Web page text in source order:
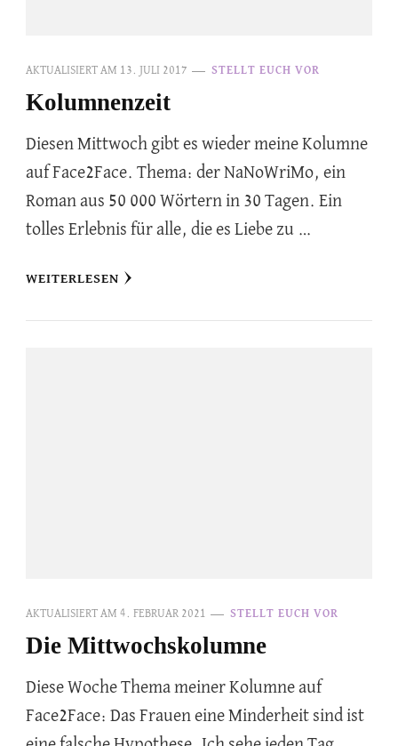
AKTUALISIERT AM 13. JULI 2017 STELLT EUCH VOR
Kolumnenzeit
Diesen Mittwoch gibt es wieder meine Kolumne
auf Face2Face. Thema: der NaNoWriMo, ein
Roman aus 50 000 Wörtern in 30 Tagen. Ein
tolles Erlebnis für alle, die es Liebe zu …
WEITERLESEN
AKTUALISIERT AM 4. FEBRUAR 2021 STELLT EUCH VOR
Die Mittwochskolumne
Diese Woche Thema meiner Kolumne auf
Face2Face: Das Frauen eine Minderheit sind ist